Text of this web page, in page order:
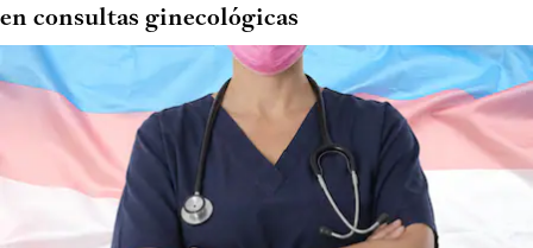
en consultas ginecológicas